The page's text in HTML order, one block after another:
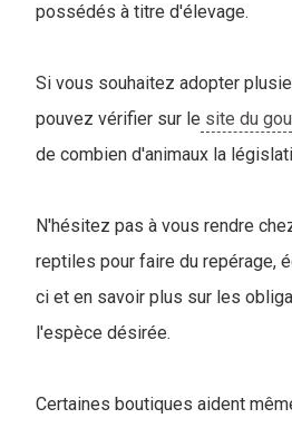
possédés à titre d'élevage.
Si vous souhaitez adopter
pouvez vérifier sur le site du
de combien d'animaux la
N'hésitez pas à vous rendre
reptiles pour faire du repérage,
ci et en savoir plus sur les
l'espèce désirée.
Certaines boutiques aident